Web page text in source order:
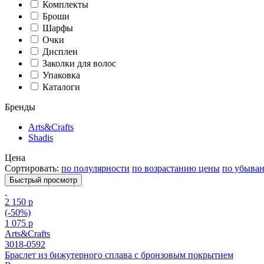
Комплекты
Броши
Шарфы
Очки
Дисплеи
Заколки для волос
Упаковка
Каталоги
Бренды
Arts&Crafts
Shadis
Цена
Сортировать: по полулярности по возрастанию цены по
Быстрый просмотр
2 150 р
(-50%)
1 075 р
Arts&Crafts
3018-0592
Браслет из бижутерного сплава с бронзовым покрытием